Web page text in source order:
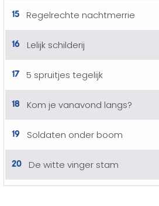
15 Regelrechte nachtmerrie
16 Lelijk schilderij
17 5 spruitjes tegelijk
18 Kom je vanavond langs?
19 Soldaten onder boom
20 De witte vinger stam